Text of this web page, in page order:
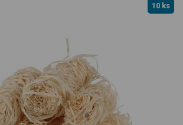
10 ks